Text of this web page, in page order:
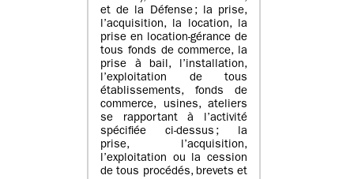
et de la Défense ; la prise,
l’acquisition, la location, la
prise en location-gérance de
tous fonds de commerce, la
prise à bail, l’installation,
l’exploitation de tous
établissements, fonds de
commerce, usines, ateliers
se rapportant à l’activité
spécifiée ci-dessus ; la
prise, l’acquisition,
l’exploitation ou la cession
de tous procédés, brevets et